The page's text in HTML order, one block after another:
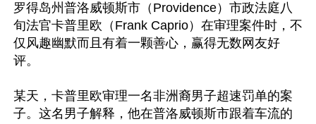
罗得岛州普洛威顿斯市（Providence）市政法庭八
旬法官卡普里欧（Frank Caprio）在审理案件时，不
仅风趣幽默而且有着一颗善心，赢得无数网友好
评。
某天，卡普里欧审理一名非洲裔男子超速罚单的案
子。这名男子解释，他在普洛威顿斯市跟着车流的